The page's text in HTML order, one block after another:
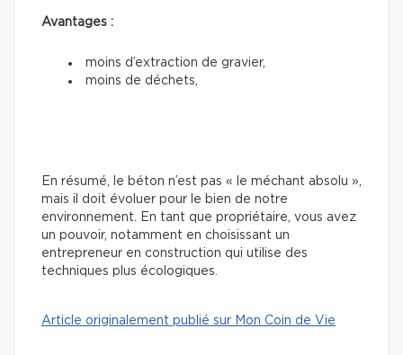
Avantages :
moins d’extraction de gravier,
moins de déchets,
En résumé, le béton n’est pas « le méchant absolu »,
mais il doit évoluer pour le bien de notre
environnement. En tant que propriétaire, vous avez
un pouvoir, notamment en choisissant un
entrepreneur en construction qui utilise des
techniques plus écologiques.
Article originalement publié sur Mon Coin de Vie